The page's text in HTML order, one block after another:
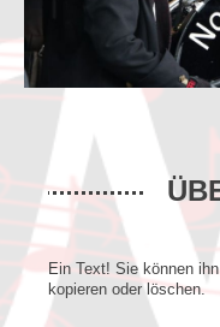
Ein Text! Sie können
kopieren oder löschen.